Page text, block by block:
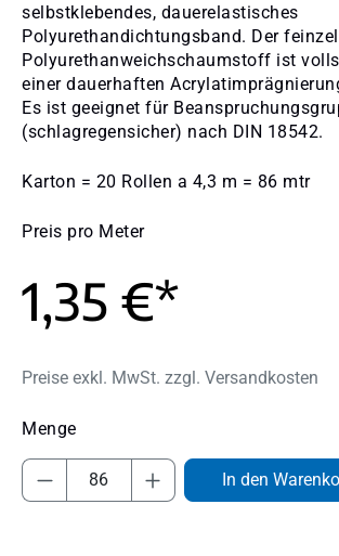
selbstklebendes, dauerelastisches
Polyurethandichtungsband. Der
Polyurethanweichschaumstoff ist
einer dauerhaften
Es ist geeignet für
(schlagregensicher) nach DIN 18542.
Karton = 20 Rollen a 4,3 m = 86 mtr
Preis pro Meter
1,35 €*
Preise exkl. MwSt. zzgl. Versandkosten
Produkt Anzahl: Gib den
In den